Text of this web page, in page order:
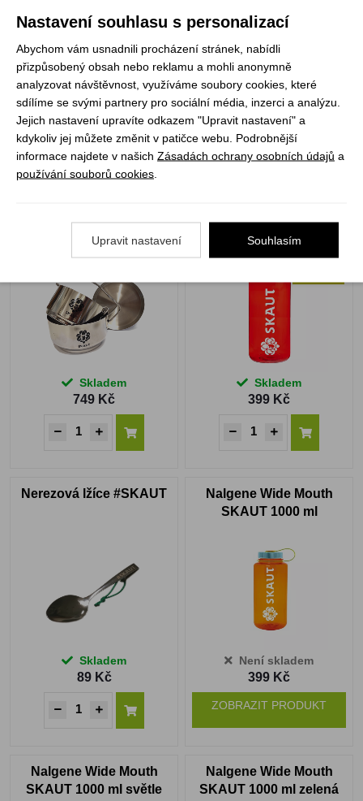
Skladem
349 Kč
Skladem
225 Kč
SKAUT
Skladem
749 Kč
SKAUT 1000 ml
Skladem
399 Kč
Nerezová lžíce #SKAUT
Skladem
89 Kč
Nalgene Wide Mouth
SKAUT 1000 ml
Není skladem
399 Kč
ZOBRAZIT PRODUKT
Nalgene Wide Mouth
SKAUT 1000 ml světle
Nalgene Wide Mouth
SKAUT 1000 ml zelená
Nastavení souhlasu s personalizací
Abychom vám usnadnili procházení stránek, nabídli
přizpůsobený obsah nebo reklamu a mohli anonymně
analyzovat návštěvnost, využíváme soubory cookies, které
sdílíme se svými partnery pro sociální média, inzerci a analýzu.
Jejich nastavení upravíte odkazem "Upravit nastavení" a
kdykoliv jej můžete změnit v patičce webu. Podrobnější
informace najdete v našich Zásadách ochrany osobních údajů a
používání souborů cookies
Upravit nastavení Souhlasím